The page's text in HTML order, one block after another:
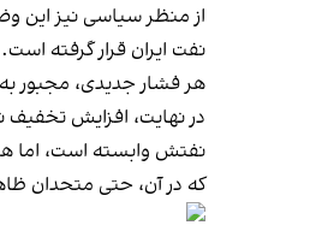
از منظر سیاسی نیز این
نفت ایران قرار گرفته
هر فشار جدیدی، مجبور
در نهایت، افزایش تخفیف
نفتش وابسته است، اما
که در آن، حتی متحدان